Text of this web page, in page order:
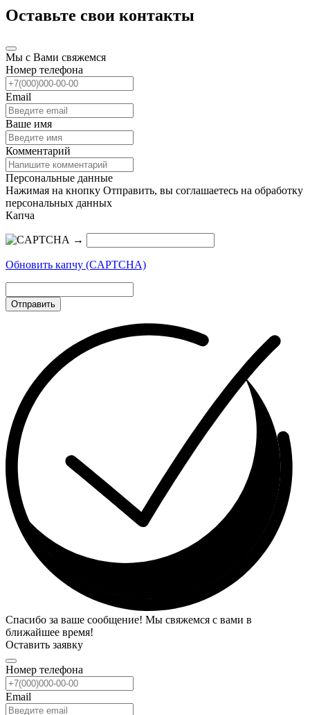
Оставьте свои контакты
Мы с Вами свяжемся
Номер телефона
Email
Ваше имя
Комментарий
Персональные данные
Нажимая на кнопку Отправить, вы соглашаетесь на обработку
персональных данных
Капча
→
Обновить капчу (CAPTCHA)
Отправить
Спасибо за ваше сообщение! Мы свяжемся с вами в
ближайшее время!
Оставить заявку
Номер телефона
Email